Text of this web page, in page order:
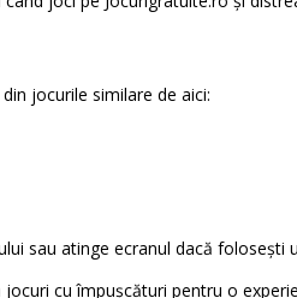
jocurile similare de aici:
sau atinge ecranul dacă folosești
cu împuşcături pentru o